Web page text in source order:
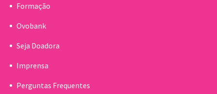
Formação
Ovobank
Seja Doadora
Imprensa
Perguntas Frequentes